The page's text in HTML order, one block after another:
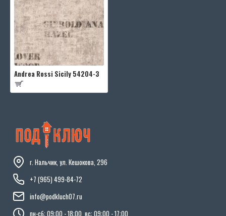
Andrea Rossi Sicily 54204-3
г. Нальчик, ул. Кешокова, 296
+7 (965) 499-84-72
info@podkluch07.ru
пн-сб: 09:00 - 18:00, вс: 09:00 - 17:00